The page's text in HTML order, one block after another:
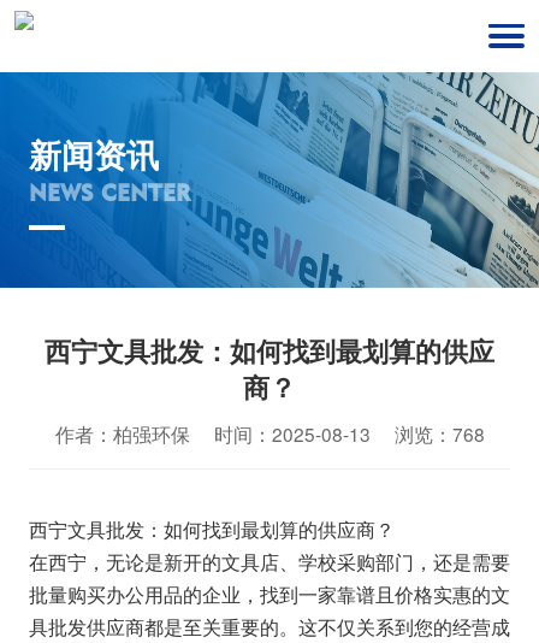
新闻资讯
NEWS CENTER
西宁文具批发：如何找到最划算的供应
商？
作者：柏强环保 时间：2025-08-13 浏览：768
西宁文具批发：如何找到最划算的供应商？
在西宁，无论是新开的文具店、学校采购部门，还是需要
批量购买办公用品的企业，找到一家靠谱且价格实惠的文
具批发供应商都是至关重要的。这不仅关系到您的经营成